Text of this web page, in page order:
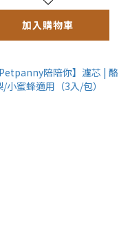
加入購物車